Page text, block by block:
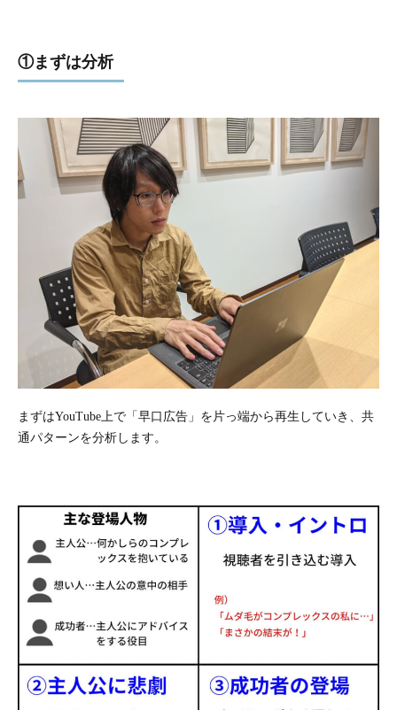
①まずは分析
まずはYouTube上で「早口広告」を片っ端から再生していき、共
通パターンを分析します。